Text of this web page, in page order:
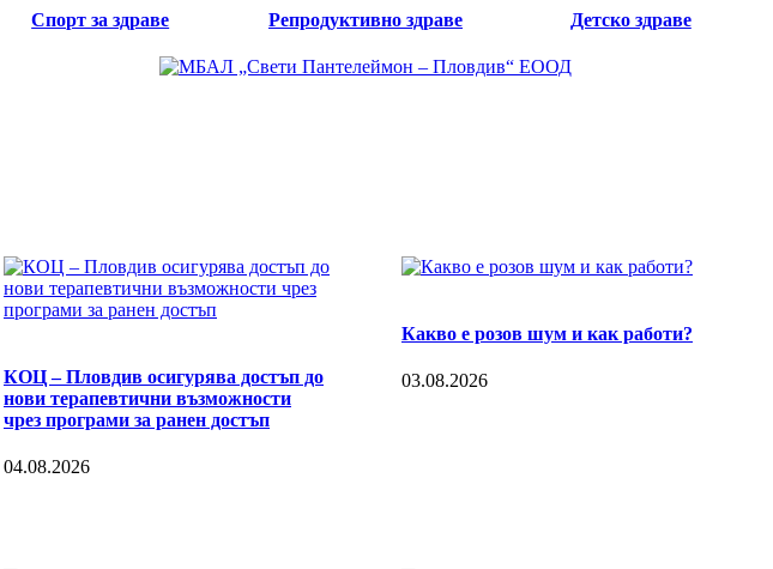
Спорт за здраве Репродуктивно здраве Детско здраве
КОЦ – Пловдив осигурява достъп до
нови терапевтични възможности
чрез програми за ранен достъп
04.08.2026
Какво е розов шум и как работи?
03.08.2026